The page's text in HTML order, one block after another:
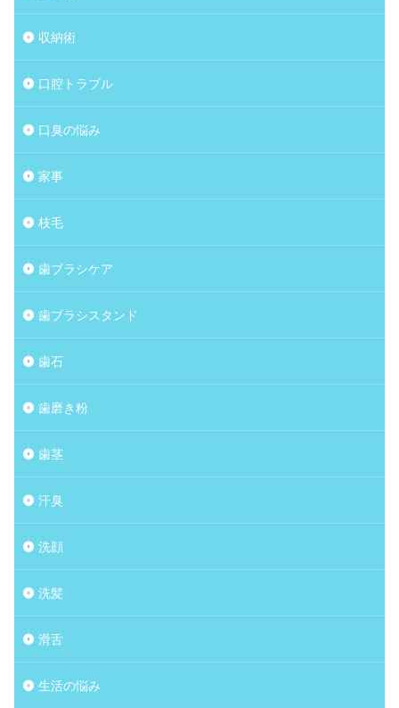
収納術
口腔トラブル
口臭の悩み
家事
枝毛
歯ブラシケア
歯ブラシスタンド
歯石
歯磨き粉
歯茎
汗臭
洗顔
洗髪
滑舌
生活の悩み